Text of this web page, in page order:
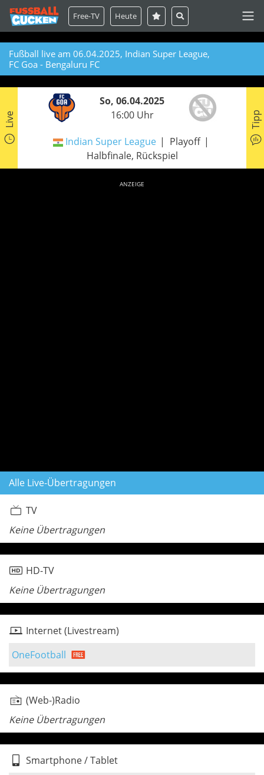
Free-TV Heute
Fußball live am 06.04.2025, Indian Super League,
FC Goa - Bengaluru FC
Live
So, 06.04.2025
16:00 Uhr
Indian Super League
Playoff
Halbfinale, Rückspiel
Tipp
ANZEIGE
Alle Live-Übertragungen
TV
Keine Übertragungen
HD-TV
Keine Übertragungen
Internet (Livestream)
OneFootball
(Web-)Radio
Keine Übertragungen
Smartphone / Tablet